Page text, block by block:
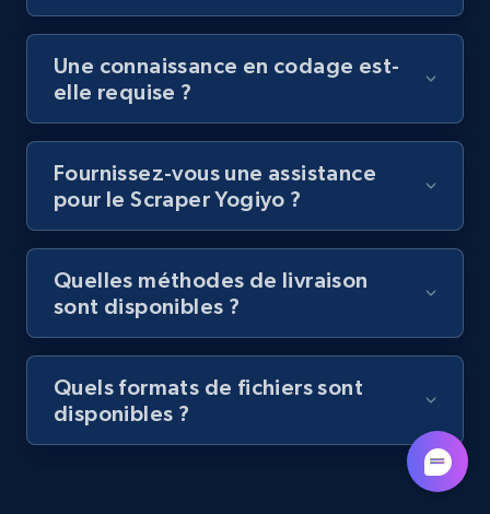
Video length, Likes, Views, and more.
8.1K+ 714+ Essai gratuit
Amazon Reviews
URL, Product name, Product rating, Product
rating object, Product rating max, Rating,
Author name, Asin, and more.
7.4K+ 870+ Essai gratuit
Une connaissance en codage est-
elle requise ?
Fournissez-vous une assistance
pour le Scraper Yogiyo ?
Quelles méthodes de livraison
sont disponibles ?
Quels formats de fichiers sont
disponibles ?